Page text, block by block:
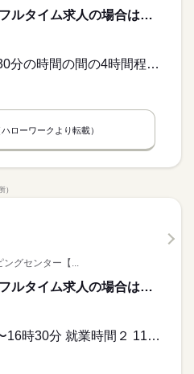
1,056円〜1,056円 ※フルタイム求人の場合は月額（換算額）、パート求人の場合は時間額を表示しています。
又は 6時30分〜19時30分の時間の間の4時間程度 就業時間に関する特記事項 ※月８０時間までの勤務となります（勤務時間の相談可）
ハローワークより転載）
）
グセンター【...
1,050円〜1,200円 ※フルタイム求人の場合は月額（換算額）、パート求人の場合は時間額を表示しています。
就業時間１ 9時00分〜16時30分 就業時間２ 11時00分〜18時00分 就業時間に関する特記事項 （２）休憩なし